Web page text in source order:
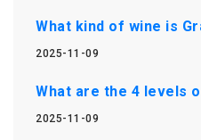
What kind of wine is
2025-11-09
What are the 4 levels
2025-11-09